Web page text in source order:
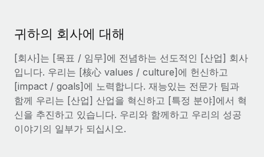
연결
새로운
MCP를 사용하여 모든 AI 도구를 Remote에 연결 가능
통합
핵심 비즈니스 도구로 프로세스를 간소화
서비스
전략적 기술 파트너
플랫폼에 글로벌 HR을 유연하게 통합
파트너 되기
Remote와의 파트너십 기회 탐색
직무 설명 라이브러리
웨비나
이벤트
뉴스룸
Português (Portugal)
日本語
한국어
中文（简体）
귀하의 회사에 대해
[회사]는 [목표 / 임무]에 전념하는 선도적인 [산업] 회사
입니다. 우리는 [核心 values / culture]에 헌신하고
[impact / goals]에 노력합니다. 재능있는 전문가 팀과
함께 우리는 [산업] 산업을 혁신하고 [특정 분야]에서 혁
신을 추진하고 있습니다. 우리와 함께하고 우리의 성공
이야기의 일부가 되십시오.